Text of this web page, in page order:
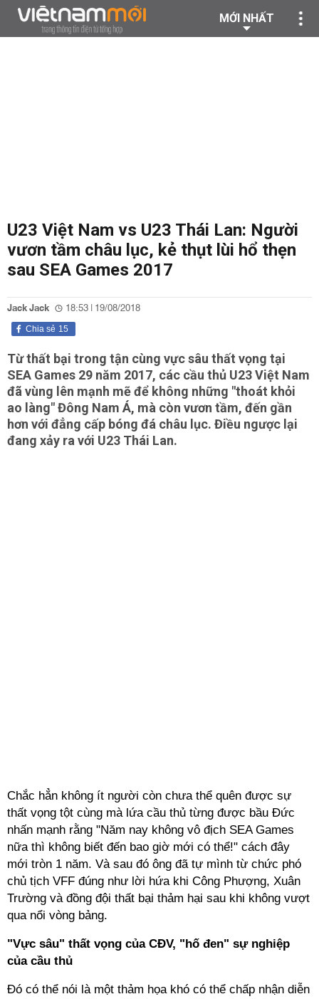
MỚI NHẤT
U23 Việt Nam vs U23 Thái Lan: Người
vươn tầm châu lục, kẻ thụt lùi hổ thẹn
sau SEA Games 2017
Jack Jack 18:53 | 19/08/2018
15
Chia sẻ
Từ thất bại trong tận cùng vực sâu thất vọng tại
SEA Games 29 năm 2017, các cầu thủ U23 Việt Nam
đã vùng lên mạnh mẽ để không những "thoát khỏi
ao làng" Đông Nam Á, mà còn vươn tầm, đến gần
hơn với đẳng cấp bóng đá châu lục. Điều ngược lại
đang xảy ra với U23 Thái Lan.
Chắc hẳn không ít người còn chưa thể quên được sự
thất vọng tột cùng mà lứa cầu thủ từng được bầu Đức
nhấn mạnh rằng "Năm nay không vô địch SEA Games
nữa thì không biết đến bao giờ mới có thể!" cách đây
mới tròn 1 năm. Và sau đó ông đã tự mình từ chức phó
chủ tịch VFF đúng như lời hứa khi Công Phượng, Xuân
Trường và đồng đội thất bại thảm hại sau khi không vượt
qua nổi vòng bảng.
"Vực sâu" thất vọng của CĐV, "hố đen" sự nghiệp
của cầu thủ
Đó có thể nói là một thảm họa khó có thể chấp nhận diễn